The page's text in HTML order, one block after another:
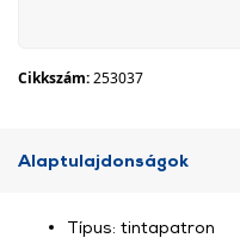
Cikkszám:253037
Alaptulajdonságok
Típus: tintapatron